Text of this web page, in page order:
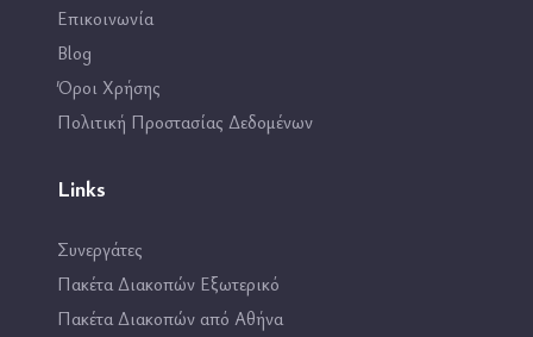
Επικοινωνία
Blog
Όροι Χρήσης
Πολιτική Προστασίας Δεδομένων
Links
Συνεργάτες
Πακέτα Διακοπών Εξωτερικό
Πακέτα Διακοπών από Αθήνα